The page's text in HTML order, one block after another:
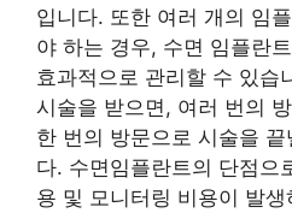
입니다. 또한 여러 개의 임
야 하는 경우, 수면 임플란
효과적으로 관리할 수 있습
시술을 받으면, 여러 번의
한 번의 방문으로 시술을
다. 수면임플란트의 단점으
용 및 모니터링 비용이 발